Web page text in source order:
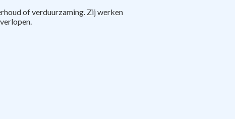
of verduurzaming. Zij werken